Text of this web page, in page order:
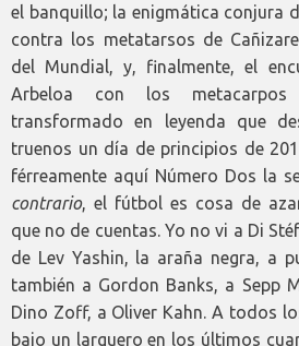
el banquillo; la enigmática conjura
contra los metatarsos de
del Mundial, y, finalmente, el
Arbeloa con los
transformado en leyenda que
truenos un día de principios de
férreamente aquí Número Dos la
contrario, el fútbol es cosa de
que no de cuentas. Yo no vi a Di
de Lev Yashin, la araña negra, a
también a Gordon Banks, a Sepp
Dino Zoff, a Oliver Kahn. A todos
bajo un larguero en los últimos